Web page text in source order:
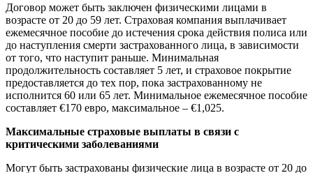
Договор может быть заключен физическими лицами в
возрасте от 20 до 59 лет. Страховая компания выплачивает
ежемесячное пособие до истечения срока действия полиса или
до наступления смерти застрахованного лица, в зависимости
от того, что наступит раньше. Минимальная
продолжительность составляет 5 лет, и страховое покрытие
предоставляется до тех пор, пока застрахованному не
исполнится 60 или 65 лет. Минимальное ежемесячное пособие
составляет €170 евро, максимальное – €1,025.
Максимальные страховые выплаты в связи с
критическими заболеваниями​​​​​​​
Могут быть застрахованы физические лица в возрасте от 20 до